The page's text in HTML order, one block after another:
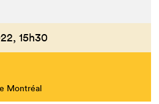
15h30
Montréal